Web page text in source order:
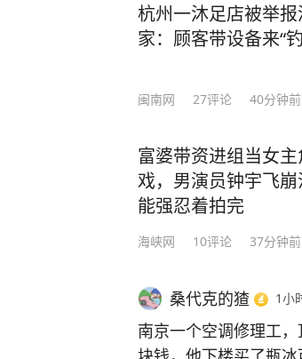
杭州一沐足店被举
家：顾客带设备来“
闽南网 27评论 40分钟前
富婆带资进组当女
戏，男演员钟宇飞
能强忍着拍完
海峡网 10评论 37分钟前
桑代克的猹 1小
南京一个空调修理工